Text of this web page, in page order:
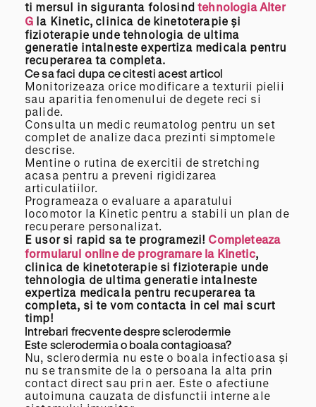
ti mersul in siguranta folosindtehnologia Alter
G la Kinetic, clinica de kinetoterapie și
fizioterapie unde tehnologia de ultima
generatie intalneste expertiza medicala pentru
recuperarea ta completa.
Ce sa faci dupa ce citesti acest articol
Monitorizeaza orice modificare a texturii pielii
sau aparitia fenomenului de degete reci si
palide.
Consulta un medic reumatolog pentru un set
complet de analize daca prezinti simptomele
descrise.
Mentine o rutina de exercitii de stretching
acasa pentru a preveni rigidizarea
articulatiilor.
Programeaza o evaluare a aparatului
locomotor la Kinetic pentru a stabili un plan de
recuperare personalizat.
E usorsi rapid sa te programezi! Completeaza
formularul online de programare la Kinetic,
clinica de kinetoterapie si fizioterapie unde
tehnologia de ultima generatie intalneste
expertiza medicala pentru recuperarea ta
completa, si te vom contacta in cel mai scurt
timp!
Intrebari frecvente despre sclerodermie
Este sclerodermia o boala contagioasa?
Nu, sclerodermia nu este o boala infectioasa și
nu se transmite de la o persoana la alta prin
contact direct sau prin aer. Este o afectiune
autoimuna cauzata de disfunctii interne ale